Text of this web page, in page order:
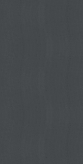
bietet
Dieser hält
Die